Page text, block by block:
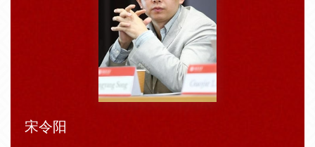
宋令阳